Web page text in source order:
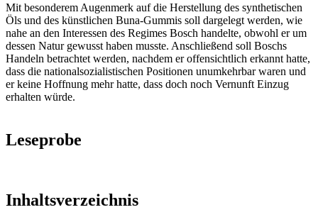
Mit besonderem Augenmerk auf die Herstellung des synthetischen
Öls und des künstlichen Buna-Gummis soll dargelegt werden, wie
nahe an den Interessen des Regimes Bosch handelte, obwohl er um
dessen Natur gewusst haben musste. Anschließend soll Boschs
Handeln betrachtet werden, nachdem er offensichtlich erkannt hatte,
dass die nationalsozialistischen Positionen unumkehrbar waren und
er keine Hoffnung mehr hatte, dass doch noch Vernunft Einzug
erhalten würde.
Leseprobe
Inhaltsverzeichnis